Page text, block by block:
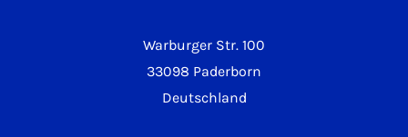
Warburger Str. 100
33098 Paderborn
Deutschland